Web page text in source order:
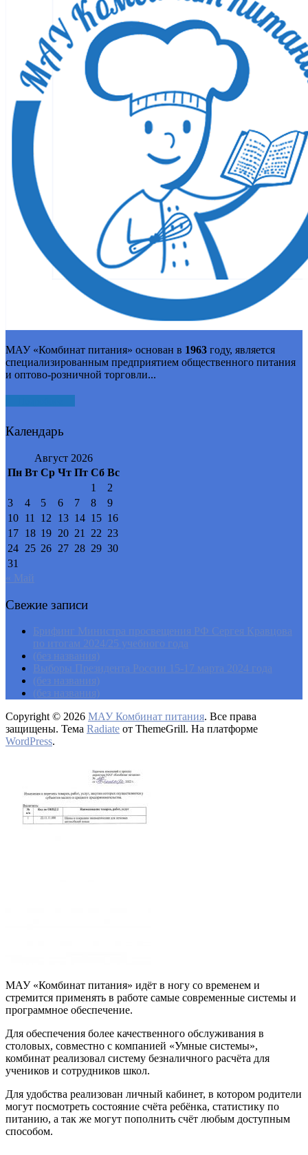
МАУ «Комбинат питания» основан в 1963 году, является
специализированным предприятием общественного питания
и оптово-розничной торговли...
Календарь
Август 2026
Пн Вт Ср Чт Пт Сб Вс
1
2
3
4 5 6 7 8
9
10 11 12 13 14 15 16
17 18 19 20 21 22 23
24 25 26 27 28 29 30
31
« Май
Свежие записи
Брифинг Министра просвещения РФ Сергея Кравцова
по итогам 2024/25 учебного года
(без названия)
Выборы Президента России 15-17 марта 2024 года
(без названия)
(без названия)
Copyright © 2026 МАУ Комбинат питания. Все права
защищены. Тема Radiate от ThemeGrill. На платформе
WordPress.
МАУ «Комбинат питания» идёт в ногу со временем и
стремится применять в работе самые современные системы и
программное обеспечение.
Для обеспечения более качественного обслуживания в
столовых, совместно с компанией «Умные системы»,
комбинат реализовал систему безналичного расчёта для
учеников и сотрудников школ.
Для удобства реализован личный кабинет, в котором родители
могут посмотреть состояние счёта ребёнка, статистику по
питанию, а так же могут пополнить счёт любым доступным
способом.